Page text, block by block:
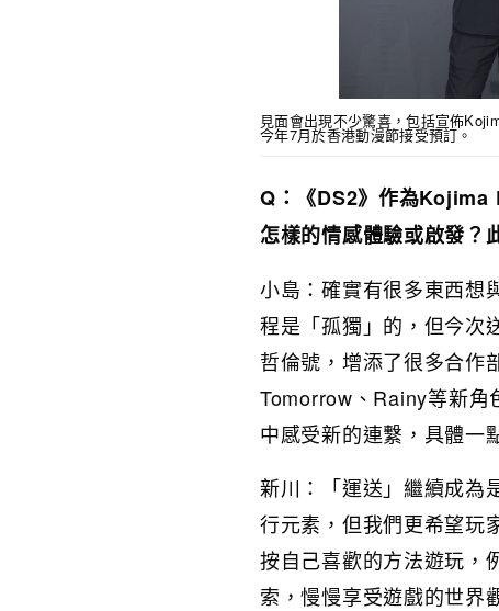
見面會出現不少驚喜，包括宣佈
今年7月於香港動漫節接受預訂。
Q：《DS2》作為Kojima
怎樣的情感體驗或啟發？
小島：確實有很多東西想
程是「孤獨」的，但今次
哲倫號，增添了很多合作
Tomorrow、Rainy等新角
中感受新的連繫，具體一
新川：「運送」繼續成為
行元素，但我們更希望玩
按自己喜歡的方法遊玩，
索，慢慢享受遊戲的世界